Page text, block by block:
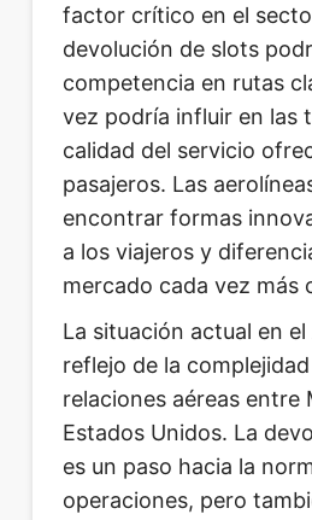
factor crítico en el
devolución de slots
competencia en rutas
vez podría influir en las
calidad del servicio
pasajeros. Las
encontrar formas
a los viajeros y
mercado cada vez más
La situación actual en el
reflejo de la
relaciones aéreas entre
Estados Unidos. La
es un paso hacia la
operaciones, pero